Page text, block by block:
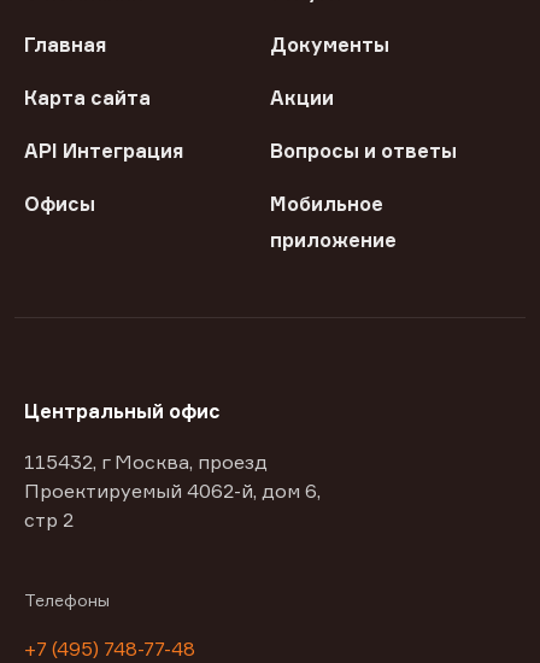
Главная Документы
Карта сайта Акции
API Интеграция Вопросы и ответы
Офисы
Мобильное
приложение
Центральный офис
115432, г Москва, проезд
Проектируемый 4062-й, дом 6,
стр 2
Телефоны
+7 (495) 748-77-48